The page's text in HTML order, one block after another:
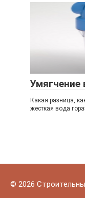
Умягчение
Какая разница,
жесткая вода
© 2026